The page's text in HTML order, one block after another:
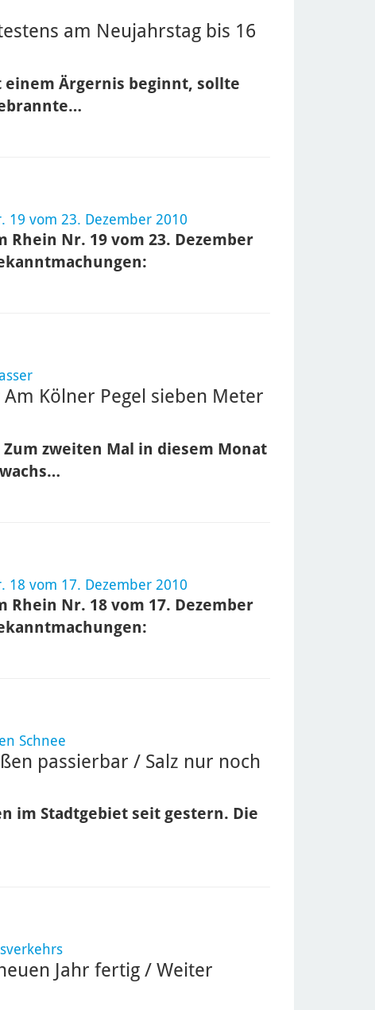
am Neujahrstag bis 16
einem Ärgernis beginnt, sollte
vom 23. Dezember 2010
Rhein Nr. 19 vom 23. Dezember
Kölner Pegel sieben Meter
zweiten Mal in diesem Monat
vom 17. Dezember 2010
Rhein Nr. 18 vom 17. Dezember
Schnee
passierbar / Salz nur noch
im Stadtgebiet seit gestern. Die
Jahr fertig / Weiter